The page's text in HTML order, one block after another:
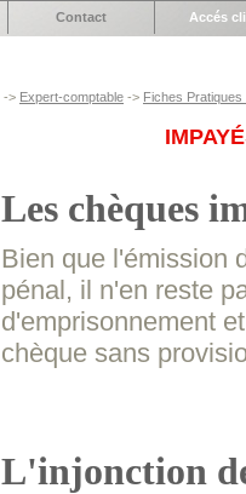
Contact Accés
-> Expert-comptable -> Fiches Pratiques
Les chèques
Bien que l'émission
pénal, il n'en reste
d'emprisonnement
chèque sans
L'injonction